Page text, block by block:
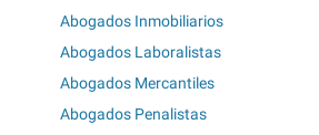
Abogados Inmobiliarios
Abogados Laboralistas
Abogados Mercantiles
Abogados Penalistas